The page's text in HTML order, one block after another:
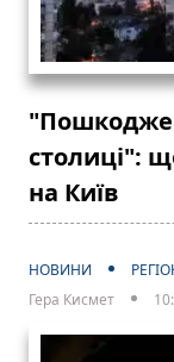
столиці":
на Київ
НОВИНИ
Гера Кисмет